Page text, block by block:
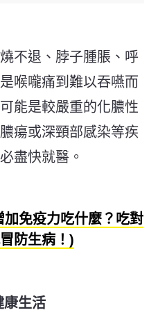
不退、脖子腫脹、呼
喉嚨痛到難以吞嚥而
能是較嚴重的化膿性
瘍或深頸部感染等疾
盡快就醫。
免疫力吃什麼？吃對
防生病！)
康生活